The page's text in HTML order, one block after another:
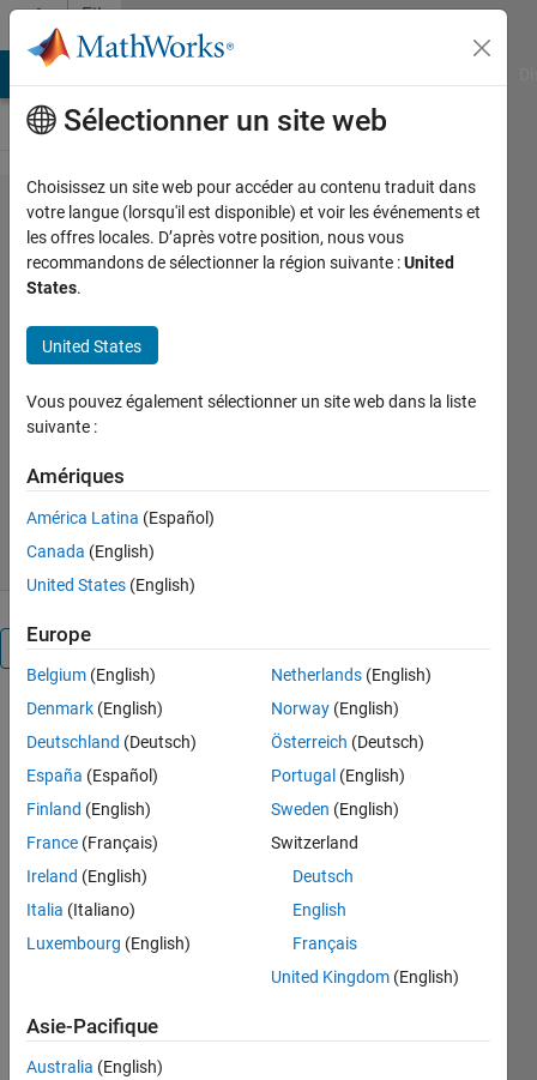
Passer au contenu
File
Exchange
Fast
Chebyshev
Transfroms between nodal and
spectral values.
Greg von Winckel
Version 1.0.0.0
4K téléchargements
5,00/5(2)
29 mars 2005
Présentation
This script
allows for
transformation
between
nodal and
spectral
values at the
Chebyshev-
Gauss-
using the
built-in
functions
Sélectionner un site web
Choisissez un site web pour accéder au contenu traduit dans
votre langue (lorsqu'il est disponible) et voir les événements et
les offres locales. D’après votre position, nous vous
recommandons de sélectionner la région suivante :United
States.
United States
Vous pouvez également sélectionner un site web dans la liste
suivante :
Amériques
América Latina (Español)
Canada (English)
United States (English)
Europe
Belgium (English)
Denmark (English)
Deutschland (Deutsch)
España (Español)
Finland (English)
France (Français)
Ireland (English)
Italia (Italiano)
Luxembourg (English)
Netherlands (English)
Norway (English)
Österreich (Deutsch)
Portugal (English)
Sweden (English)
Switzerland
Deutsch
English
Français
United Kingdom (English)
Asie-Pacifique
Australia (English)